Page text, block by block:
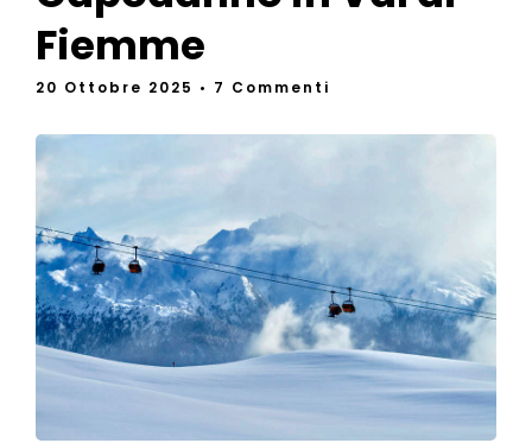
Fiemme
20 Ottobre 2025 • 7 Commenti